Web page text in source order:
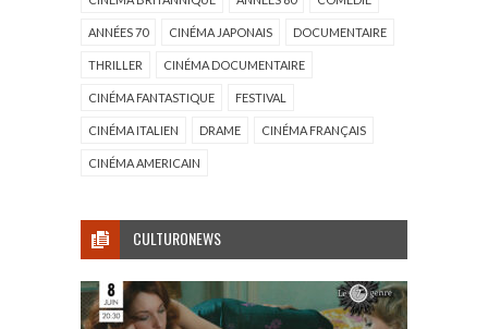
ANNÉES 70 CINÉMA JAPONAIS DOCUMENTAIRE
THRILLER CINÉMA DOCUMENTAIRE
CINÉMA FANTASTIQUE FESTIVAL
CINÉMA ITALIEN DRAME CINÉMA FRANÇAIS
CINÉMA AMERICAIN
CULTURONEWS